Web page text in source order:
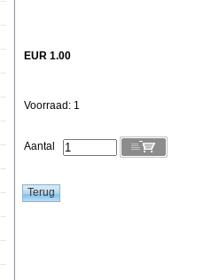
EUR 1.00
Voorraad: 1
Aantal